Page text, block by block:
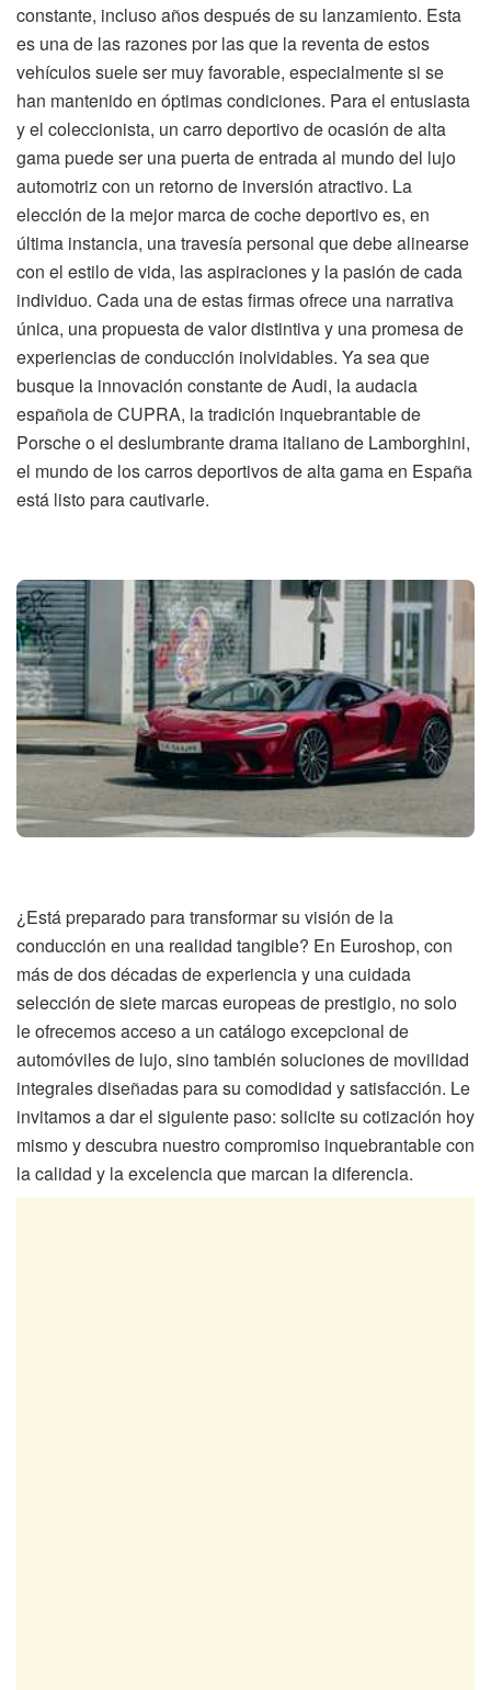
constante, incluso años después de su lanzamiento. Esta
es una de las razones por las que la reventa de estos
vehículos suele ser muy favorable, especialmente si se
han mantenido en óptimas condiciones. Para el entusiasta
y el coleccionista, un carro deportivo de ocasión de alta
gama puede ser una puerta de entrada al mundo del lujo
automotriz con un retorno de inversión atractivo. La
elección de la mejor marca de coche deportivo es, en
última instancia, una travesía personal que debe alinearse
con el estilo de vida, las aspiraciones y la pasión de cada
individuo. Cada una de estas firmas ofrece una narrativa
única, una propuesta de valor distintiva y una promesa de
experiencias de conducción inolvidables. Ya sea que
busque la innovación constante de Audi, la audacia
española de CUPRA, la tradición inquebrantable de
Porsche o el deslumbrante drama italiano de Lamborghini,
el mundo de los carros deportivos de alta gama en España
está listo para cautivarle.
¿Está preparado para transformar su visión de la
conducción en una realidad tangible? En Euroshop, con
más de dos décadas de experiencia y una cuidada
selección de siete marcas europeas de prestigio, no solo
le ofrecemos acceso a un catálogo excepcional de
automóviles de lujo, sino también soluciones de movilidad
integrales diseñadas para su comodidad y satisfacción. Le
invitamos a dar el siguiente paso: solicite su cotización hoy
mismo y descubra nuestro compromiso inquebrantable con
la calidad y la excelencia que marcan la diferencia.